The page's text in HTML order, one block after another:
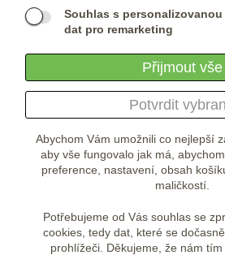
Abychom Vám umožnili co nejlepší
aby vše fungovalo jak má,
preference, nastavení, obsah
maličkostí.
Potřebujeme od Vás souhlas se
cookies, tedy dat, které se
prohlížeči. Děkujeme, že nám
Souhlas s
dat pro remarketing
Potvrdit
Přijmout vše
Studénka 160
549 31 Velké Poříčí
Česká republika